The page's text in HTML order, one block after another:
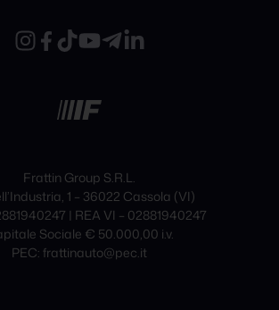
Frattin Group S.R.L.
1 – 36022 Cassola (VI)
| REA VI – 02881940247
Sociale € 50.000,00 i.v.
PEC: frattinauto@pec.it